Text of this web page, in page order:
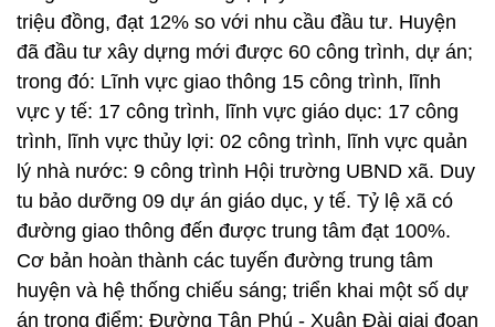
triệu đồng, đạt 12% so với nhu cầu đầu tư. Huyện
đã đầu tư xây dựng mới được 60 công trình, dự án;
trong đó: Lĩnh vực giao thông 15 công trình, lĩnh
vực y tế: 17 công trình, lĩnh vực giáo dục: 17 công
trình, lĩnh vực thủy lợi: 02 công trình, lĩnh vực quản
lý nhà nước: 9 công trình Hội trường UBND xã. Duy
tu bảo dưỡng 09 dự án giáo dục, y tế. Tỷ lệ xã có
đường giao thông đến được trung tâm đạt 100%.
Cơ bản hoàn thành các tuyến đường trung tâm
huyện và hệ thống chiếu sáng; triển khai một số dự
án trong điểm: Đường Tân Phú - Xuân Đài giai đoạn